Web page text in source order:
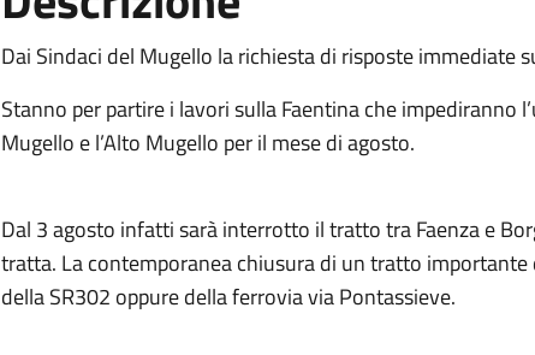
Dai Sindaci del Mugello la richiesta di risposte immediate
Stanno per partire i lavori sulla Faentina che impediranno
Mugello e l’Alto Mugello per il mese di agosto.
Dal 3 agosto infatti sarà interrotto il tratto tra Faenza e
tratta. La contemporanea chiusura di un tratto importante
della SR302 oppure della ferrovia via Pontassieve.